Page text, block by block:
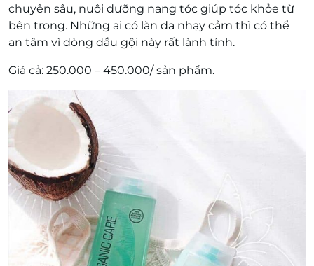
chuyên sâu, nuôi dưỡng nang tóc giúp tóc khỏe từ
bên trong. Những ai có làn da nhạy cảm thì có thể
an tâm vì dòng dầu gội này rất lành tính.
Giá cả: 250.000 – 450.000/ sản phẩm.